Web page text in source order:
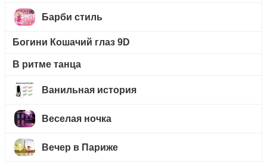
Барби стиль
Богини Кошачий глаз 9D
В ритме танца
Ванильная история
Веселая ночка
Вечер в Париже